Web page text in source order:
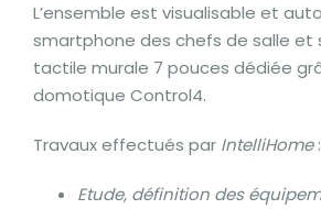
L’ensemble est visualisable et
smartphone des chefs de salle et
tactile murale 7 pouces dédiée
domotique Control4.
Travaux effectués par IntelliHome:
Etude, définition des